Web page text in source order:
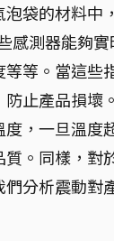
袋的材料中，
感測器能夠實
等。當這些
止產品損壞。
，一旦溫度
。同樣，對
分析震動對